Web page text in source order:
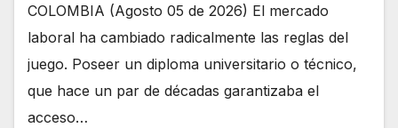
COLOMBIA (Agosto 05 de 2026) El mercado
laboral ha cambiado radicalmente las reglas del
juego. Poseer un diploma universitario o técnico,
que hace un par de décadas garantizaba el
acceso…